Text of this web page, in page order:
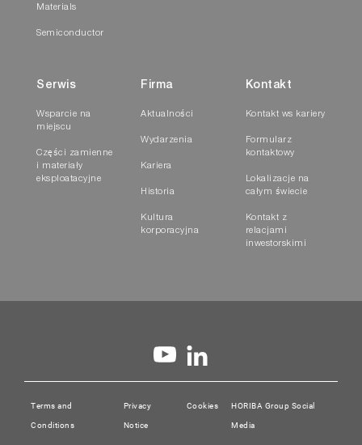
Materials
Semiconductor
Serwis
Wsparcie na
miejscu
Części zamienne
i materiały
eksploatacyjne
Firma
Aktualności
Wydarzenia
Kariera
Historia
Kultura
korporacyjna
Kontakt
Kontakt ws kariery
Formularz
kontaktowy
Lokalizacje na
całym świecie
Kontakt z
relacjami
inwestorskimi
Terms and
Conditions
Privacy
Notice
Cookies
HORIBA Group Social
Media